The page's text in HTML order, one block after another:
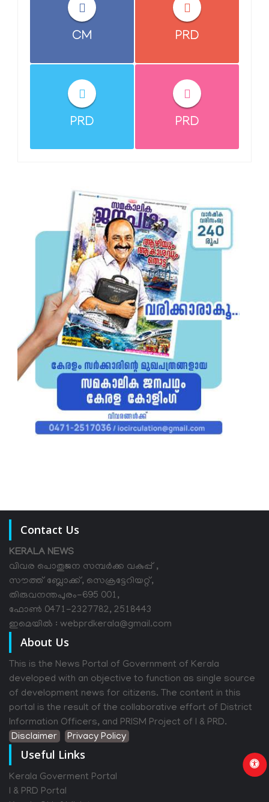
CM PRD
PRD PRD
Contact Us
KERALA NEWS
വിവര പൊതുജന സമ്പര്‍ക്ക വകുപ്പ് ,
സൗത്ത് ബ്ലോക്ക്, സെക്രട്ടേറിയറ്റ്,
തിരുവനന്തപുരം-695 001,
ഫോൺ 0471-2327782, 2518443
ഇമെയിൽ : webprdkerala@gmail.com
About Us
This is the News Portal of Government of Kerala
developed with an objective to function as single source
of development news for citizens. The content in this
portal is the result of the collaborative effort of District
Information Officers, and PRISM Project of I & PRD.
Disclaimer
Privacy Policy
Useful Links
Kerala Goverment Portal
I & PRD Portal